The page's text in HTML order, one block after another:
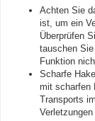
Achten Sie
ist, um ein
Überprüfen
tauschen
Funktion
Scharfe
mit scharfen
Transports